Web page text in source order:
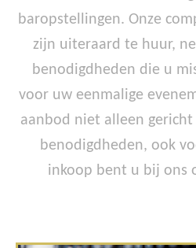
baropstellingen. Onze
zijn uiteraard te huur,
benodigdheden die u
voor uw eenmalige
aanbod niet alleen
benodigdheden, ook
inkoop bent u bij ons